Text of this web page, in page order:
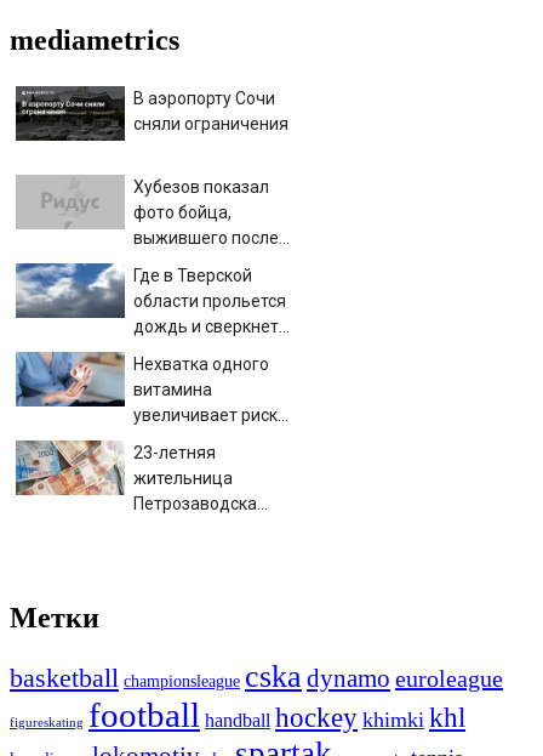
mediametrics
В аэропорту Сочи
сняли ограничения
Хубезов показал
фото бойца,
выжившего после
медведя и молнии
Где в Тверской
области прольется
дождь и сверкнет
гроза
Нехватка одного
витамина
увеличивает риск
смерти в два раза
23-летняя
жительница
Петрозаводска
Метки
basketball championsleague cskadynamo euroleague
figureskating football handball hockey khimki khl